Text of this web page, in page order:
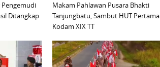
Ditangkap
Makam Pahlawan Pusara Bhakti
Tanjungbatu, Sambut HUT Pertama
Kodam XIX TT